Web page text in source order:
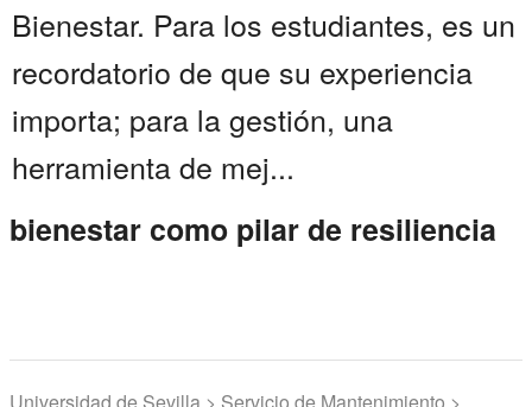
Bienestar. Para los estudiantes, es un
recordatorio de que su experiencia
importa; para la gestión, una
herramienta de mej...
bienestar como pilar de resiliencia